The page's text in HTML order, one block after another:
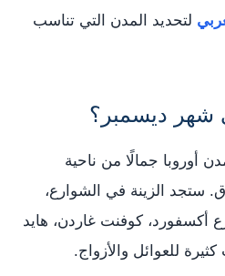
لتحديد المدن التي تناسب
شهر ديسمبر؟
أوروبا جمالًا من ناحية
ستجد الزينة في الشوارع،
أكسفورد، كوفنت غاردن، هايد
للعوائل والأزواج.